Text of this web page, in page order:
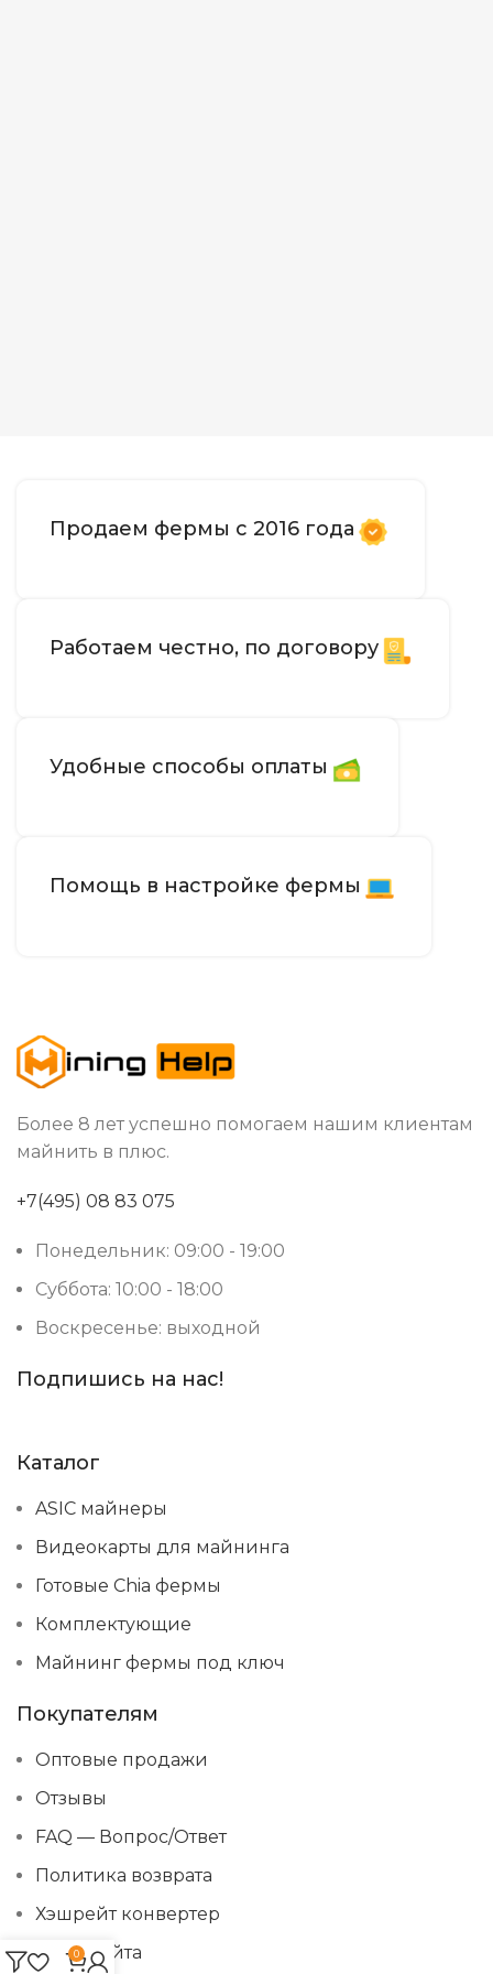
Продаем фермы с 2016 года
Работаем честно, по договору
Удобные способы оплаты
Помощь в настройке фермы
Более 8 лет успешно помогаем нашим клиентам
майнить в плюс.
+7(495) 08 83 075
Понедельник: 09:00 - 19:00
Суббота: 10:00 - 18:00
Воскресенье: выходной
Подпишись на нас!
Каталог
ASIC майнеры
Видеокарты для майнинга
Готовые Chia фермы
Комплектующие
Майнинг фермы под ключ
Покупателям
Оптовые продажи
Отзывы
FAQ — Вопрос/Ответ
Политика возврата
Хэшрейт конвертер
Карта сайта
0